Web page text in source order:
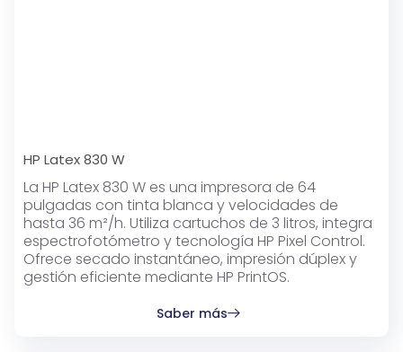
HP Latex 830 W
La HP Latex 830 W es una impresora de 64
pulgadas con tinta blanca y velocidades de
hasta 36 m²/h. Utiliza cartuchos de 3 litros, integra
espectrofotómetro y tecnología HP Pixel Control.
Ofrece secado instantáneo, impresión dúplex y
gestión eficiente mediante HP PrintOS.
Saber más